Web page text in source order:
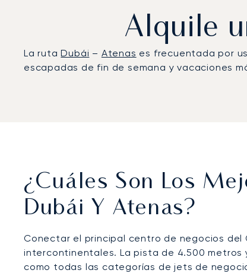
Alquile
La rutaDubái – Atenas es frecuentada por
escapadas de fin de semana y vacaciones
¿Cuáles Son Los
Dubái Y Atenas?
Conectar el principal centro de negocios
intercontinentales. La pista de 4.500 metros
como todas las categorías de jets de